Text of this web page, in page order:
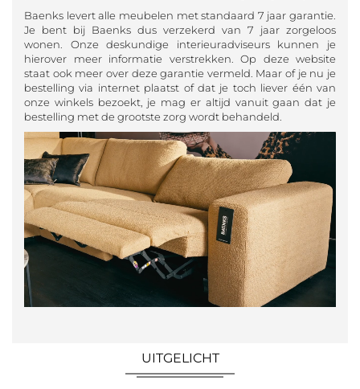
Baenks levert alle meubelen met standaard 7 jaar garantie.
Je bent bij Baenks dus verzekerd van 7 jaar zorgeloos
wonen. Onze deskundige interieuradviseurs kunnen je
hierover meer informatie verstrekken. Op deze website
staat ook meer over deze garantie vermeld. Maar of je nu je
bestelling via internet plaatst of dat je toch liever één van
onze winkels bezoekt, je mag er altijd vanuit gaan dat je
bestelling met de grootste zorg wordt behandeld.
UITGELICHT